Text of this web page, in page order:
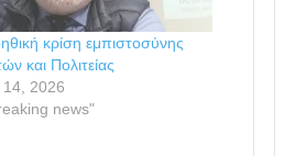
κρίση εμπιστοσύνης
και Πολιτείας
2026
news"